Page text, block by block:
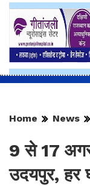
Home News
9 से 17
उदयपुर, हर